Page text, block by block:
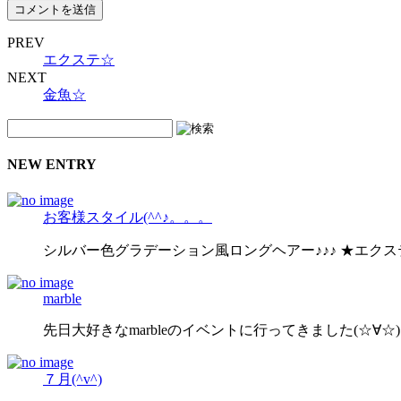
PREV
エクステ☆
NEXT
金魚☆
NEW ENTRY
お客様スタイル(^^♪。。。
シルバー色グラデーション風ロングヘアー♪♪♪ ★エクス
marble
先日大好きなmarbleのイベントに行ってきました
７月(^v^)